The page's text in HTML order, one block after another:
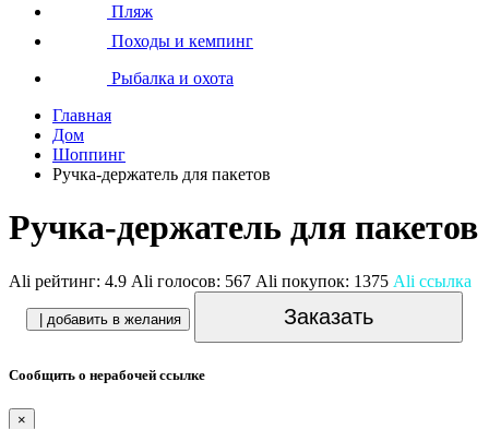
Пляж
Походы и кемпинг
Рыбалка и охота
Главная
Дом
Шоппинг
Ручка-держатель для пакетов
Ручка-держатель для пакетов
Ali рейтинг: 4.9 Ali голосов: 567 Ali покупок: 1375 Ali ссылка
| добавить в желания Заказать
Сообщить о нерабочей ссылке
×